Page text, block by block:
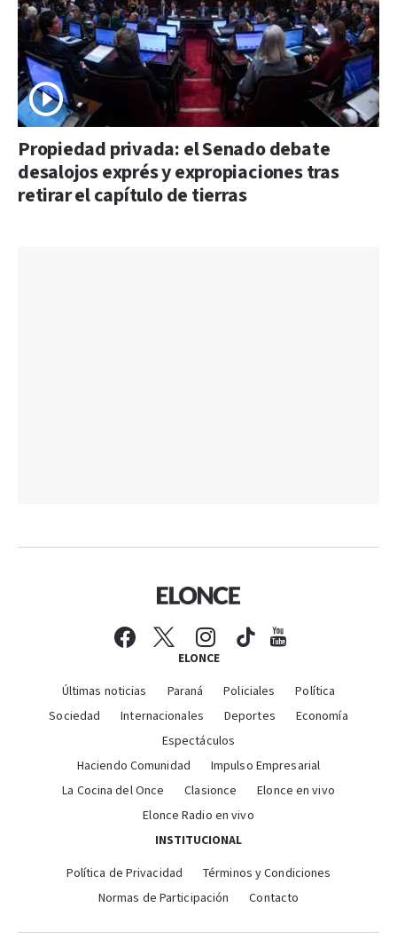
Propiedad privada: el Senado debate
desalojos exprés y expropiaciones tras
retirar el capítulo de tierras
ELONCE
Últimas noticias Paraná Policiales
Política
Sociedad
Internacionales Deportes
Economía
Espectáculos
Haciendo Comunidad
Impulso Empresarial
La Cocina del Once
Clasionce
Elonce en vivo
Elonce Radio en vivo
INSTITUCIONAL
Política de Privacidad
Términos y Condiciones
Normas de Participación
Contacto